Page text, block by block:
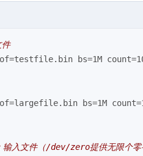
件
bs=1M
bs=1M
文件（/dev/zero提供无限个零